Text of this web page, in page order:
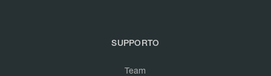
SUPPORTO
Team